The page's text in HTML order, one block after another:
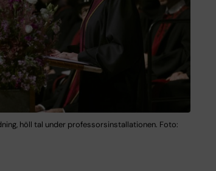
höll tal under professorsinstallationen. Foto: